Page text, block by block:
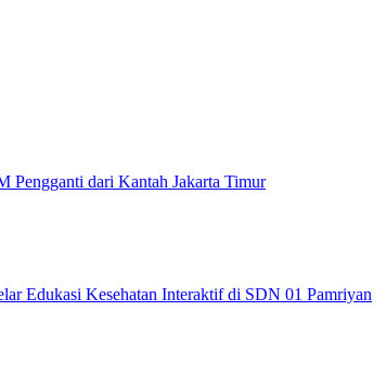
Pengganti dari Kantah Jakarta Timur
Edukasi Kesehatan Interaktif di SDN 01 Pamriyan